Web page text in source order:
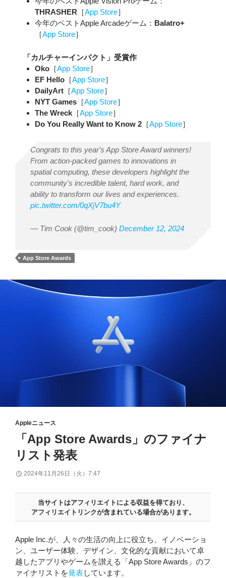
THRASHER ［App Store］
今年のベストApple Arcadeゲーム： Balatro+
［App Store］
「カルチャーインパクト」受賞作
Oko ［App Store］
EF Hello ［App Store］
DailyArt ［App Store］
NYT Games ［App Store］
The Wreck ［App Store］
Do You Really Want to Know 2 ［App Store］
Congrats to this year's App Store Award winners!
From action-packed games to innovations in
spatial computing, these developers highlight the
community's incredible talent, hard work, and
ability to transform our lives and experiences.
pic.twitter.com/0qXjV7bu4Y
— Tim Cook (@tim_cook) December 12, 2024
App Store Awards
Appleニュース
「App Store Awards」のファイナ
リスト発表
2024年11月26日（火）7:47
当サイトはアフィリエイトによる収益を得ており、
アフィリエイトリンクが含まれている場合があります。
Apple Inc.が、人々の生活の向上に役立ち、イノベーショ
ン、ユーザー体験、デザイン、文化的な貢献において卓
越したアプリやゲームを讃える「App Store Awards」のフ
ァイナリストを発表しています。